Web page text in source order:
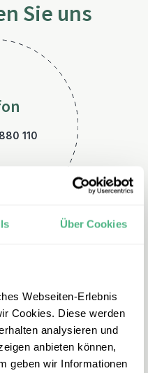
Über Cookies
Webseiten-Erlebnis
Cookies. Diese werden
analysieren und
anbieten können,
geben wir Informationen
Sie uns
110